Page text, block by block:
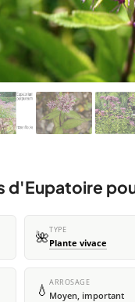
d'Eupatoire
🌺TYPE
Plante vivace
💧 ARROSAGE
Moyen, important